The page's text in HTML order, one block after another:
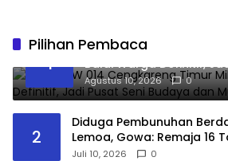
Pilihan Pembaca
1
Warga RW 014
Balai Warga Definitif,
Budaya dan
Agustus 10, 2026 0
2
Diduga Pembunuhan
Lemoa, Gowa: Remaja 16
dengan Dua Luka, Pelaku
Juli 10, 2026 0